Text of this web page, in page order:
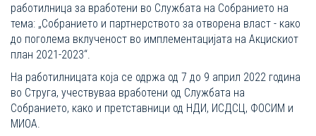
работилница за вработени во Службата на Собранието на
тема: „Собранието и партнерството за отворена власт - како
до поголема вклученост во имплементацијата на Акцискиот
план 2021-2023“.
На работилницата која се одржа од 7 до 9 април 2022 година
во Струга, учествуваа вработени од Службата на
Собранието, како и претставници од НДИ, ИСДСЦ, ФОСИМ и
МИОА.